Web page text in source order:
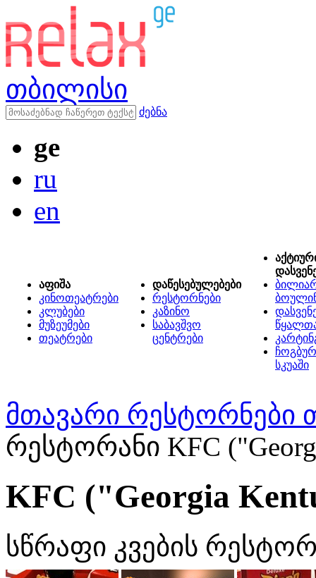
თბილისი
ძებნა
ge
ru
en
აფიშა
კინოთეატრები
კლუბები
მუზეუმები
თეატრები
დაწესებულებები
რესტორნები
კაზინო
საბავშვო
ცენტრები
სკუაში
მთავარი რესტორნები
რესტორანი KFC
KFC ("Georgia
სწრაფი კვების